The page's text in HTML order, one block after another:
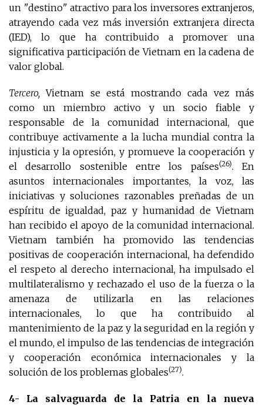
un "destino" atractivo para los inversores extranjeros,
atrayendo cada vez más inversión extranjera directa
(IED), lo que ha contribuido a promover una
significativa participación de Vietnam en la cadena de
valor global.
Tercero, Vietnam se está mostrando cada vez más
como un miembro activo y un socio fiable y
responsable de la comunidad internacional, que
contribuye activamente a la lucha mundial contra la
injusticia y la opresión, y promueve la cooperación y
el desarrollo sostenible entre los países(26). En
asuntos internacionales importantes, la voz, las
iniciativas y soluciones razonables preñadas de un
espíritu de igualdad, paz y humanidad de Vietnam
han recibido el apoyo de la comunidad internacional.
Vietnam también ha promovido las tendencias
positivas de cooperación internacional, ha defendido
el respeto al derecho internacional, ha impulsado el
multilateralismo y rechazado el uso de la fuerza o la
amenaza de utilizarla en las relaciones
internacionales, lo que ha contribuido al
mantenimiento de la paz y la seguridad en la región y
el mundo, el impulso de las tendencias de integración
y cooperación económica internacionales y la
solución de los problemas globales(27).
4- La salvaguarda de la Patria en la nueva